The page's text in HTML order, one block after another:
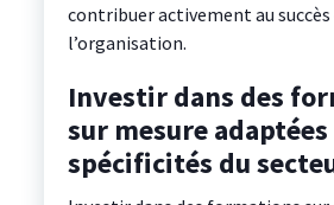
contribuer activement au succès
l’organisation.
Investir dans des
sur mesure adaptées
spécificités du